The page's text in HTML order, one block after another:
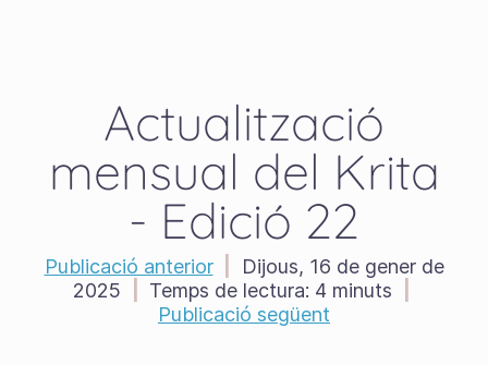
Actualització
mensual del Krita
- Edició 22
Publicació anterior
Dijous, 16 de gener de
2025
Temps de lectura: 4 minuts
Publicació següent